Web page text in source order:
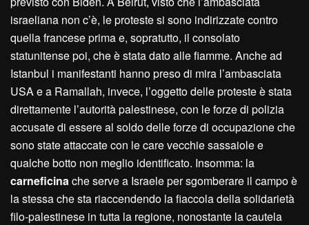
israeliana non c’è, le proteste si sono indirizzate contro
quella francese prima e, sopratutto, il consolato
statunitense poi, che è stata dato alle fiamme. Anche ad
Istanbul i manifestanti hanno preso di mira l’ambasciata
USA e a Ramallah, invece, l’oggetto delle proteste è stata
direttamente l’autorità palestinese, con le forze di polizia
accusate di essere al soldo delle forze di occupazione che
sono state attaccate con le care vecchie sassaiole e
qualche botto non meglio identificato. Insomma: la
carneficinache serve a Israele per sgomberare il campo è
la stessa che sta riaccendendo la fiaccola della solidarietà
filo-palestinese in tutta la regione, nonostante la cautela